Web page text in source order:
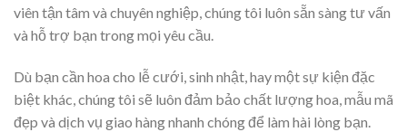
viên tận tâm và chuyên nghiệp, chúng tôi luôn sẵn sàng tư vấn
và hỗ trợ bạn trong mọi yêu cầu.
Dù bạn cần hoa cho lễ cưới, sinh nhật, hay một sự kiện đặc
biệt khác, chúng tôi sẽ luôn đảm bảo chất lượng hoa, mẫu mã
đẹp và dịch vụ giao hàng nhanh chóng để làm hài lòng bạn.